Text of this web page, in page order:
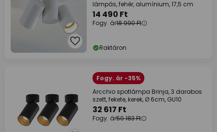
lámpás, fehér, alumínium, 17,5 cm
14 490 Ft
Fogy. ár18 990 Ft
Raktáron
Fogy. ár -35%
Arcchio spotlámpa Brinja, 3 darabos
szett, fekete, kerek, Ø 6cm, GU10
32 617 Ft
Fogy. ár50 183 Ft